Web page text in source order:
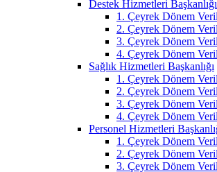
Destek Hizmetleri Başkanlığı
1. Çeyrek Dönem
2. Çeyrek Dönem
3. Çeyrek Dönem
4. Çeyrek Dönem
Sağlık Hizmetleri Başkanlığı
1. Çeyrek Dönem
2. Çeyrek Dönem
3. Çeyrek Dönem
4. Çeyrek Dönem
Personel Hizmetleri
1. Çeyrek Dönem
2. Çeyrek Dönem
3. Çeyrek Dönem